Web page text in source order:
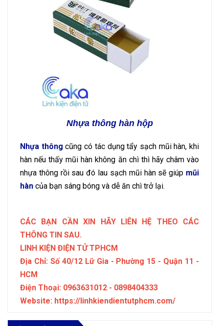
Nhựa thông hàn hộp
Nhựa thông cũng có tác dụng tẩy sạch mũi hàn, khi
hàn nếu thấy mũi hàn không ăn chì thì hãy châm vào
nhựa thông rồi sau đó lau sạch mũi hàn sẽ giúp mũi
hàn của bạn sáng bóng và dễ ăn chì trở lại.
CÁC BẠN CẦN XIN HÃY LIÊN HỆ THEO CÁC
THÔNG TIN SAU.
LINH KIỆN ĐIỆN TỬ TPHCM
Địa Chỉ: Số 40/12 Lữ Gia - Phường 15 - Quận 11 -
HCM
Điện Thoại: 0963631012 - 0898404333
Website: https://linhkiendientutphcm.com/